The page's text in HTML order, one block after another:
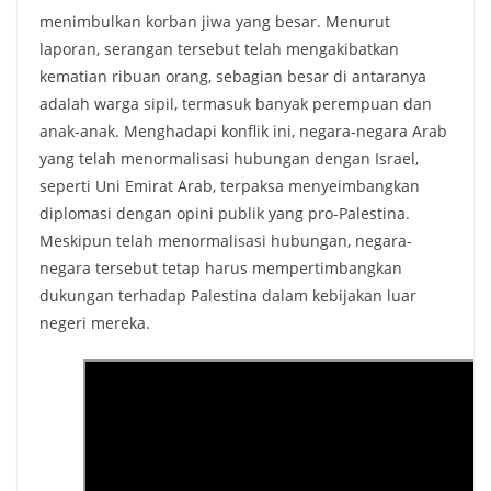
menimbulkan korban jiwa yang besar. Menurut
laporan, serangan tersebut telah mengakibatkan
kematian ribuan orang, sebagian besar di antaranya
adalah warga sipil, termasuk banyak perempuan dan
anak-anak. Menghadapi konflik ini, negara-negara Arab
yang telah menormalisasi hubungan dengan Israel,
seperti Uni Emirat Arab, terpaksa menyeimbangkan
diplomasi dengan opini publik yang pro-Palestina.
Meskipun telah menormalisasi hubungan, negara-
negara tersebut tetap harus mempertimbangkan
dukungan terhadap Palestina dalam kebijakan luar
negeri mereka.